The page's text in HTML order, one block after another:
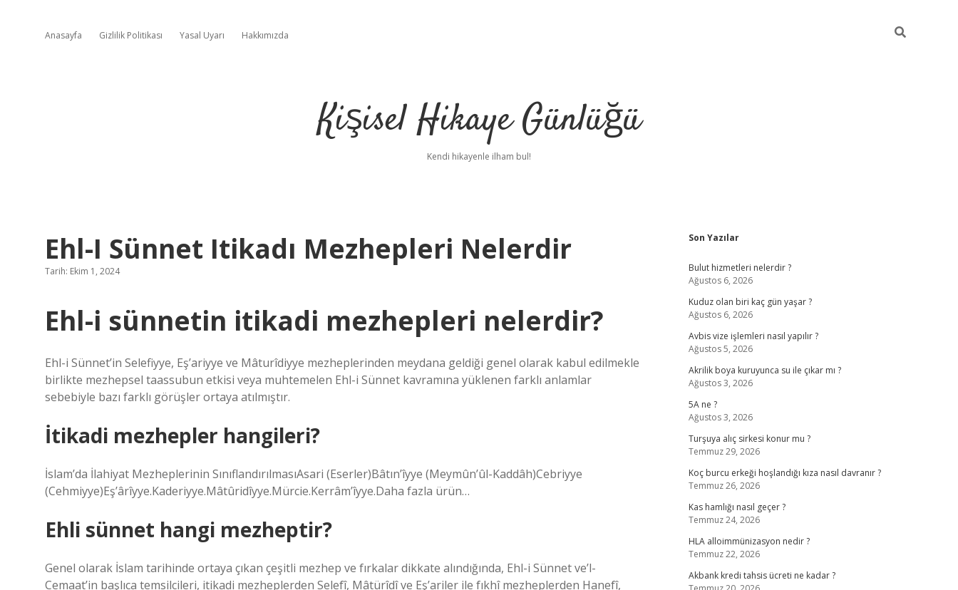
Anasayfa Gizlilik Politikası Yasal Uyarı Hakkımızda
Kişisel Hikaye Günlüğü
Kendi hikayenle ilham bul!
Ehl-I Sünnet Itikadı Mezhepleri Nelerdir
Tarih: Ekim 1, 2024
Ehl-i sünnetin itikadi mezhepleri nelerdir?
Ehl-i Sünnet’in Selefiyye, Eş’ariyye ve Mâturîdiyye mezheplerinden meydana geldiği genel olarak kabul edilmekle
birlikte mezhepsel taassubun etkisi veya muhtemelen Ehl-i Sünnet kavramına yüklenen farklı anlamlar
sebebiyle bazı farklı görüşler ortaya atılmıştır.
İtikadi mezhepler hangileri?
İslam’da İlahiyat Mezheplerinin SınıflandırılmasıAsari (Eserler)Bâtın’îyye (Meymûn’ûl-Kaddâh)Cebriyye
(Cehmiyye)Eş’ârîyye.Kaderiyye.Mâtûridîyye.Mürcie.Kerrâm’îyye.Daha fazla ürün…
Ehli sünnet hangi mezheptir?
Genel olarak İslam tarihinde ortaya çıkan çeşitli mezhep ve fırkalar dikkate alındığında, Ehl-i Sünnet ve’l-
Cemaat’in başlıca temsilcileri, itikadi mezheplerden Selefî, Mâtürîdî ve Eş’ariler ile fıkhî mezheplerden Hanefî,
Sidebar
Son Yazılar
Bulut hizmetleri nelerdir ?
Ağustos 6, 2026
Kuduz olan biri kaç gün yaşar ?
Ağustos 6, 2026
Avbis vize işlemleri nasıl yapılır ?
Ağustos 5, 2026
Akrilik boya kuruyunca su ile çıkar mı ?
Ağustos 3, 2026
5A ne ?
Ağustos 3, 2026
Turşuya alıç sirkesi konur mu ?
Temmuz 29, 2026
Koç burcu erkeği hoşlandığı kıza nasıl davranır ?
Temmuz 26, 2026
Kas hamlığı nasıl geçer ?
Temmuz 24, 2026
HLA alloimmünizasyon nedir ?
Temmuz 22, 2026
Akbank kredi tahsis ücreti ne kadar ?